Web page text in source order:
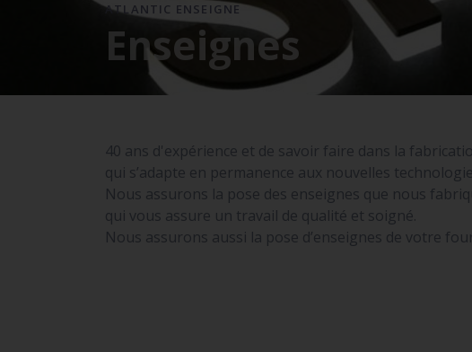
ATLANTIC ENSEIGNE
Enseignes
40 ans d'expérience et de savoir faire dans la
qui s’adapte en permanence aux nouvelles
Nous assurons la pose des enseignes que nous
qui vous assure un travail de qualité et soigné.
Nous assurons aussi la pose d’enseignes de votre